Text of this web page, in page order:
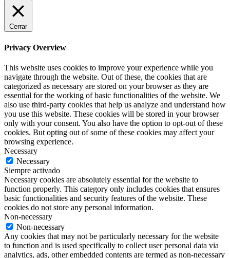
Cerrar
Privacy Overview
This website uses cookies to improve your experience while you
navigate through the website. Out of these, the cookies that are
categorized as necessary are stored on your browser as they are
essential for the working of basic functionalities of the website. We
also use third-party cookies that help us analyze and understand how
you use this website. These cookies will be stored in your browser
only with your consent. You also have the option to opt-out of these
cookies. But opting out of some of these cookies may affect your
browsing experience.
Necessary
Necessary
Siempre activado
Necessary cookies are absolutely essential for the website to
function properly. This category only includes cookies that ensures
basic functionalities and security features of the website. These
cookies do not store any personal information.
Non-necessary
Non-necessary
Any cookies that may not be particularly necessary for the website
to function and is used specifically to collect user personal data via
analytics, ads, other embedded contents are termed as non-necessary